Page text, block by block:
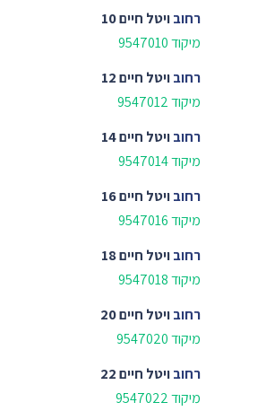
רחובויטל חיים 10
מיקוד 9547010
רחובויטל חיים 12
מיקוד 9547012
רחובויטל חיים 14
מיקוד 9547014
רחובויטל חיים 16
מיקוד 9547016
רחובויטל חיים 18
מיקוד 9547018
רחובויטל חיים 20
מיקוד 9547020
רחובויטל חיים 22
מיקוד 9547022